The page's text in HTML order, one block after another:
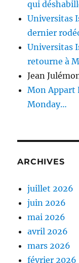
qui
Universitas
dernier
Universitas
retourne à
Jean
Mon Appart
Monday…
ARCHIVES
juillet 2026
juin 2026
mai 2026
avril 2026
mars 2026
février 2026